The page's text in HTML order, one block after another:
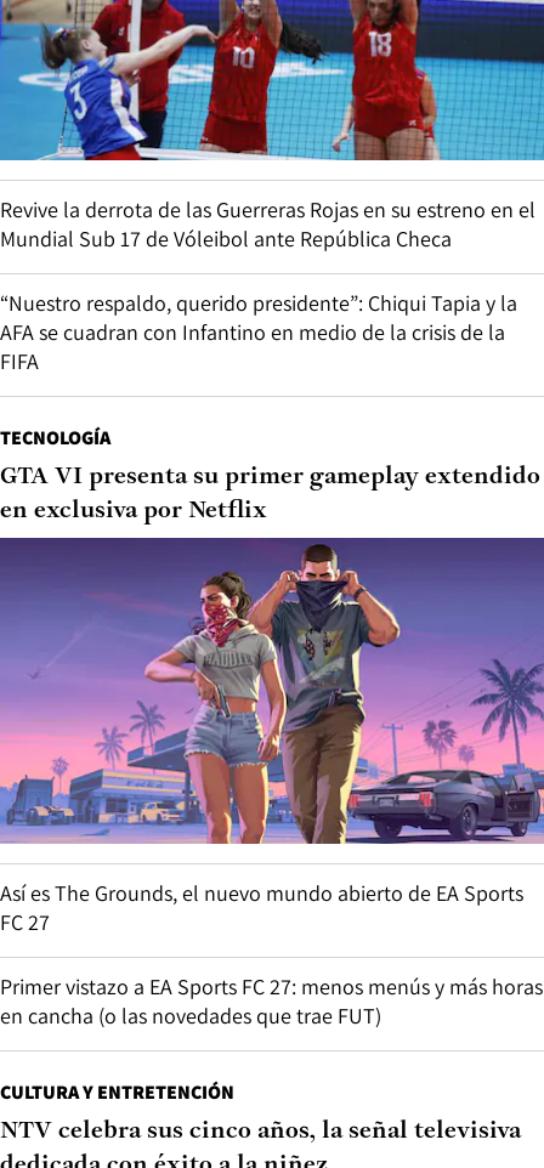
Revive la derrota de las Guerreras Rojas en su estreno en el
Mundial Sub 17 de Vóleibol ante República Checa
“Nuestro respaldo, querido presidente”: Chiqui Tapia y la
AFA se cuadran con Infantino en medio de la crisis de la
FIFA
TECNOLOGÍA
GTA VI presenta su primer gameplay extendido
en exclusiva por Netflix
Así es The Grounds, el nuevo mundo abierto de EA Sports
FC 27
Primer vistazo a EA Sports FC 27: menos menús y más horas
en cancha (o las novedades que trae FUT)
CULTURA Y ENTRETENCIÓN
NTV celebra sus cinco años, la señal televisiva